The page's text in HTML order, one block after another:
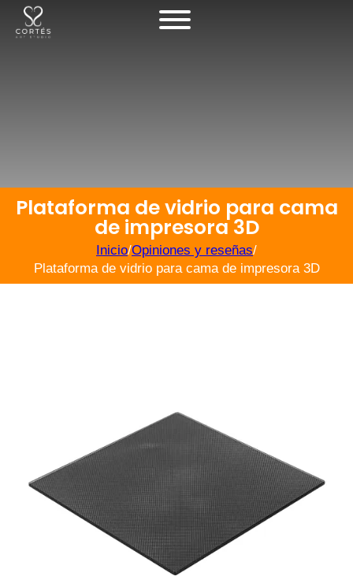
Plataforma de vidrio para cama
de impresora 3D
Inicio/Opiniones y reseñas/
Plataforma de vidrio para cama de impresora 3D